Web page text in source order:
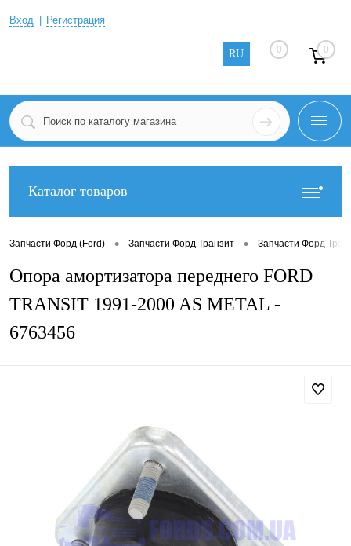
Вход Регистрация
RU 0 0
Каталог товаров
Запчасти Форд (Ford) • Запчасти Форд Транзит • Запчасти Форд
Опора амортизатора переднего FORD
TRANSIT 1991-2000 AS METAL -
6763456